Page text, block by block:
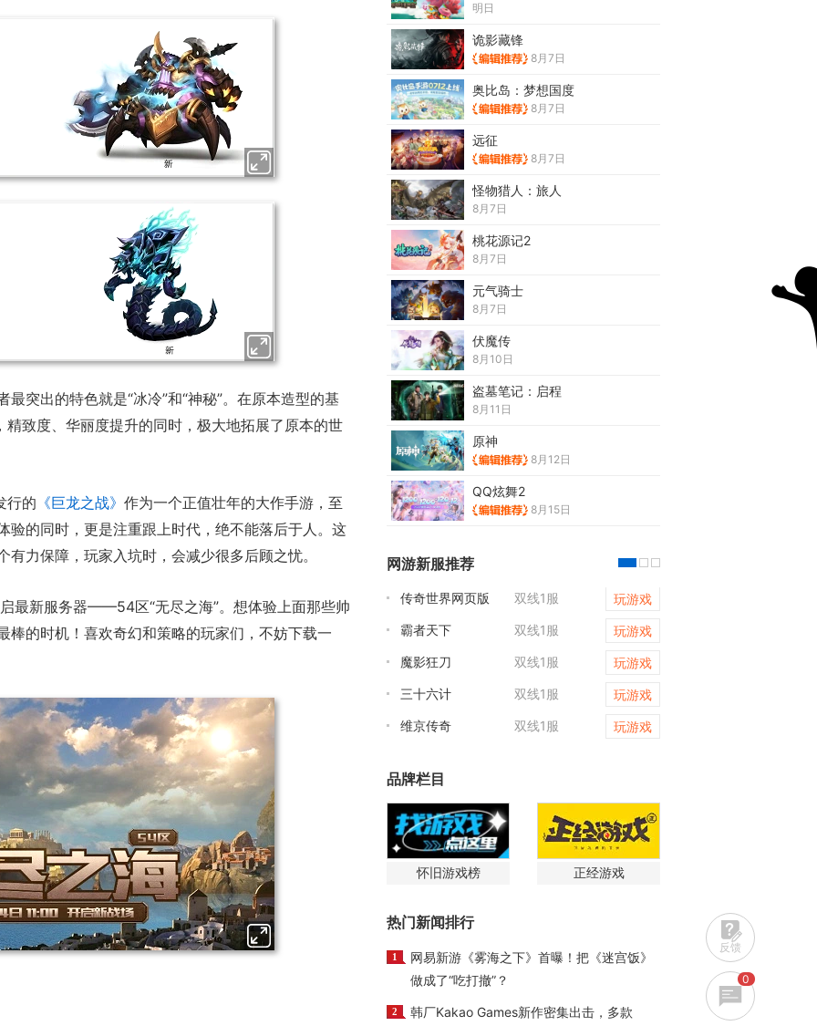
突出的特色就是“冰冷”和“神秘”。在原本造型的基
精致度、华丽度提升的同时，极大地拓展了原本的世
行的 《巨龙之战》 作为一个正值壮年的大作手游，至
验的同时，更是注重跟上时代，绝不能落后于人。这
力保障，玩家入坑时，会减少很多后顾之忧。
最新服务器——54区“无尽之海”。想体验上面那些帅
棒的时机！喜欢奇幻和策略的玩家们，不妨下载一
明日
诡影藏锋
8月7日
奥比岛：梦想国度
8月7日
远征
8月7日
怪物猎人：旅人
8月7日
桃花源记2
8月7日
元气骑士
8月7日
伏魔传
8月10日
盗墓笔记：启程
8月11日
原神
8月12日
QQ炫舞2
8月15日
网游新服推荐
传奇世界网页版 双线1服
玩游戏
霸者天下
双线1服
玩游戏
魔影狂刀
双线1服
玩游戏
三十六计
双线1服
玩游戏
维京传奇
双线1服 玩游戏
品牌栏目
怀旧游戏榜 正经游戏
热门新闻排行
1
网易新游《雾海之下》首曝！把《迷宫饭》
做成了“吃打撤”？
2
韩厂Kakao Games新作密集出击，多款
反馈
0